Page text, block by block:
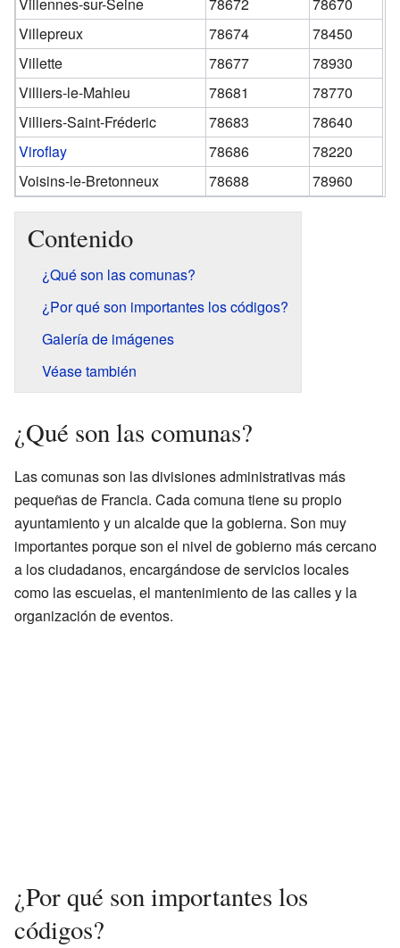
Villennes-sur-Seine
78672
78670
Villepreux
78674
78450
Villette
78677
78930
Villiers-le-Mahieu
78681
78770
Villiers-Saint-Fréderic
78683
78640
Viroflay
78686
78220
Voisins-le-Bretonneux
78688 78960
Contenido
¿Qué son las comunas?
¿Por qué son importantes los códigos?
Galería de imágenes
Véase también
¿Qué son las comunas?
Las comunas son las divisiones administrativas más
pequeñas de Francia. Cada comuna tiene su propio
ayuntamiento y un alcalde que la gobierna. Son muy
importantes porque son el nivel de gobierno más cercano
a los ciudadanos, encargándose de servicios locales
como las escuelas, el mantenimiento de las calles y la
organización de eventos.
¿Por qué son importantes los
códigos?